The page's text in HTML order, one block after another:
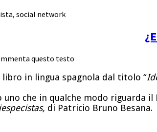
, social network
questo testo
in lingua spagnola dal titolo “
che in qualche modo riguarda il
di Patricio Bruno Besana.